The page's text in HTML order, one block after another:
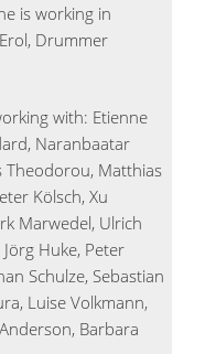
is working in
Drummer
with: Etienne
Naranbaatar
Theodorou, Matthias
Kölsch, Xu
Marwedel, Ulrich
Huke, Peter
Schulze, Sebastian
Luise Volkmann,
Barbara